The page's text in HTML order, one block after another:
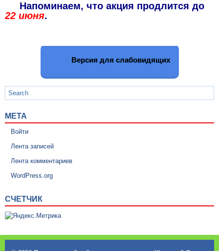
Напоминаем, что акция продлится до
22 июня.
Версия для слабовидящих
МЕТА
Войти
Лента записей
Лента комментариев
WordPress.org
СЧЕТЧИК